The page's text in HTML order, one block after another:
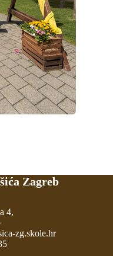
Zagreb
4,
zg.skole.hr